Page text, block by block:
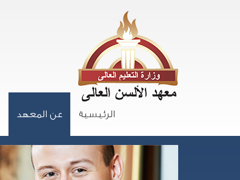
الرئيسية عن المعهد